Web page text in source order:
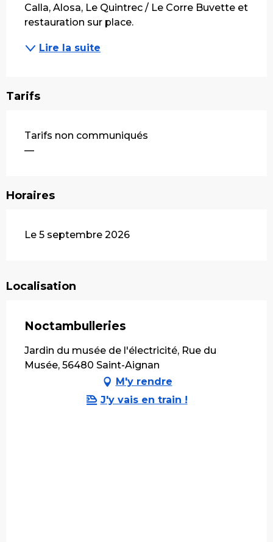
Calla, Alosa, Le Quintrec / Le Corre Buvette et
restauration sur place.
Lire la suite
Tarifs
Tarifs non communiqués
—
Horaires
Le 5 septembre 2026
Localisation
Noctambulleries
Jardin du musée de l'électricité, Rue du
Musée, 56480 Saint-Aignan
M'y rendre
J'y vais en train !